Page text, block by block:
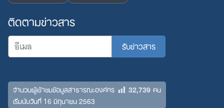
ติดตามข่าวสาร
จำนวนผู้เข้าชมข้อมูลสาธารณะองค์กร 32,739คน
เริ่มนับวันที่ 16 มิถุนายน 2563